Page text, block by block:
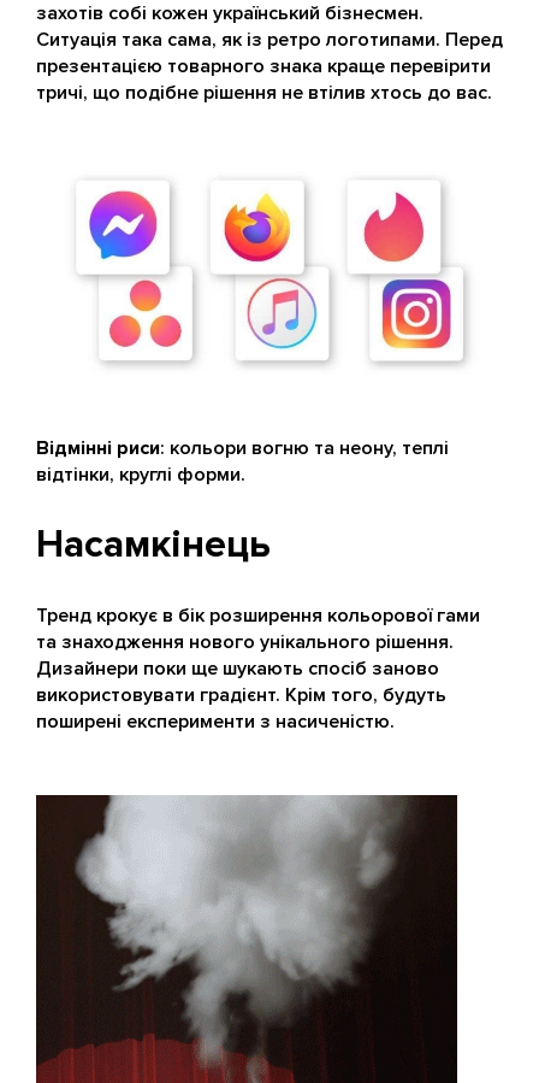
захотів собі кожен український бізнесмен.
Ситуація така сама, як із ретро логотипами. Перед
презентацією товарного знака краще перевірити
тричі, що подібне рішення не втілив хтось до вас.
Відмінні риси: кольори вогню та неону, теплі
відтінки, круглі форми.
Насамкінець
Тренд крокує в бік розширення кольорової гами
та знаходження нового унікального рішення.
Дизайнери поки ще шукають спосіб заново
використовувати градієнт. Крім того, будуть
поширені експерименти з насиченістю.